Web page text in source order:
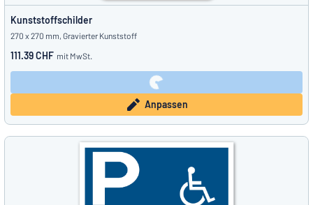
Kunststoffschilder
270 x 270 mm, Gravierter Kunststoff
111.39 CHF mit MwSt.
Anpassen